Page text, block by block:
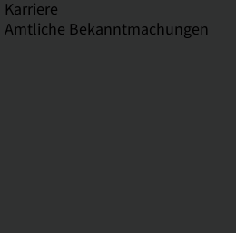
Karriere
Amtliche Bekanntmachungen